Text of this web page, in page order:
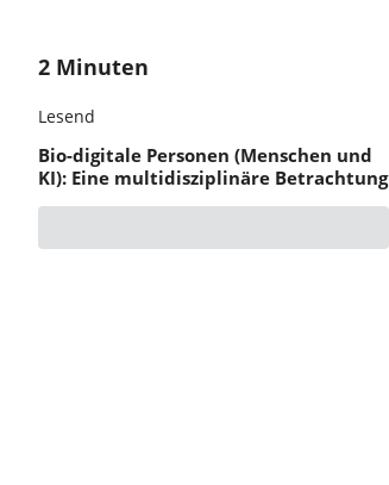
2 Minuten
Lesend
Bio-digitale Personen (Menschen und
KI): Eine multidisziplinäre Betrachtung